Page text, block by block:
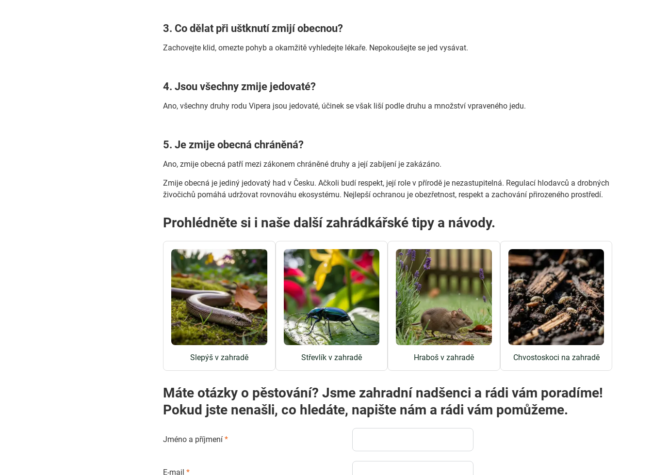
3. Co dělat při uštknutí zmijí obecnou?
Zachovejte klid, omezte pohyb a okamžitě vyhledejte lékaře. Nepokoušejte se jed vysávat.
4. Jsou všechny zmije jedovaté?
Ano, všechny druhy rodu Vipera jsou jedovaté, účinek se však liší podle druhu a množství vpraveného jedu.
5. Je zmije obecná chráněná?
Ano, zmije obecná patří mezi zákonem chráněné druhy a její zabíjení je zakázáno.
Zmije obecná je jediný jedovatý had v Česku. Ačkoli budí respekt, její role v přírodě je nezastupitelná. Regulací hlodavců a drobných
živočichů pomáhá udržovat rovnováhu ekosystému. Nejlepší ochranou je obezřetnost, respekt a zachování přirozeného prostředí.
Prohlédněte si i naše další zahrádkářské tipy a návody.
Slepýš v zahradě Střevlík v zahradě Hraboš v zahradě Chvostoskoci na zahradě
Máte otázky o pěstování? Jsme zahradní nadšenci a rádi vám poradíme!
Pokud jste nenašli, co hledáte, napište nám a rádi vám pomůžeme.
Jméno a příjmení*
E-mail*